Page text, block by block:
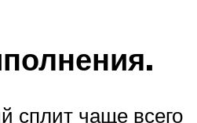
сплит чаще всего